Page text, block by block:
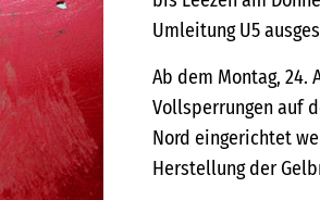
Umleitung U5
Ab dem Montag,
Vollsperrungen auf
Nord eingerichtet
Herstellung der